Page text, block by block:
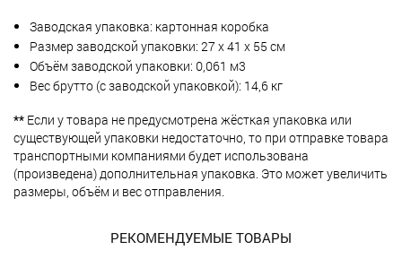
Заводская упаковка: картонная коробка
Размер заводской упаковки: 27 х 41 х 55 см
Объём заводской упаковки: 0,061 м3
Вес брутто (с заводской упаковкой): 14,6 кг
** Если у товара не предусмотрена жёсткая упаковка или
существующей упаковки недостаточно, то при отправке товара
транспортными компаниями будет использована
(произведена) дополнительная упаковка. Это может увеличить
размеры, объём и вес отправления.
РЕКОМЕНДУЕМЫЕ ТОВАРЫ